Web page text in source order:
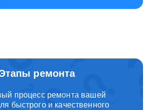
ремонта
процесс ремонта вашей
быстрого и качественного